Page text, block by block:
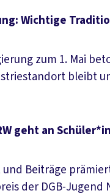
Wichtige
zum 1. Mai
geht an
Beiträge
der DGB-